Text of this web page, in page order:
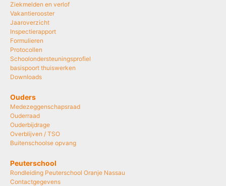
Ziekmelden en verlof
Vakantierooster
Jaaroverzicht
Inspectierapport
Formulieren
Protocollen
Schoolondersteuningsprofiel
basispoort thuiswerken
Downloads
Ouders
Medezeggenschapsraad
Ouderraad
Ouderbijdrage
Overblijven / TSO
Buitenschoolse opvang
Peuterschool
Rondleiding Peuterschool Oranje Nassau
Contactgegevens